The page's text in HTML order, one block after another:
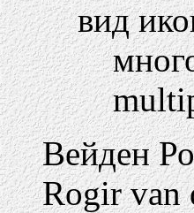
вид
Вейден
Rogir van